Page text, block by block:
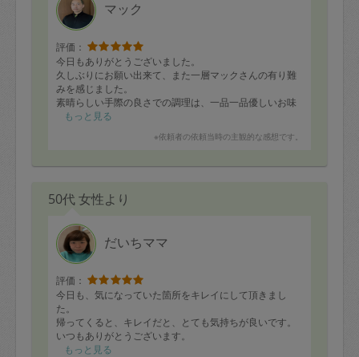
マック
評価：
今日もありがとうございました。
久しぶりにお願い出来て、また一層マックさんの有り難
みを感じました。
素晴らしい手際の良さでの調理は、一品一品優しいお味
でとても美味しく、何を頂いてもほっとします。
また宜しくお願いいたします。
もっと見る
※依頼者の依頼当時の主観的な感想です。
50代 女性より
だいちママ
評価：
今日も、気になっていた箇所をキレイにして頂きまし
た。
帰ってくると、キレイだと、とても気持ちが良いです。
いつもありがとうございます。
感謝です。
もっと見る